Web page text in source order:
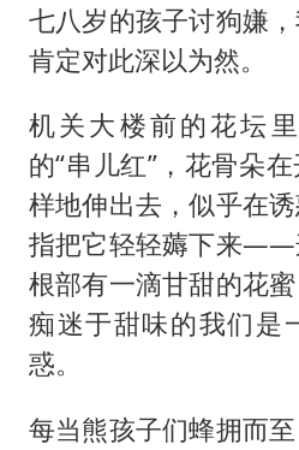
七八岁的孩子讨狗嫌
肯定对此深以为然。
机关大楼前的花坛
的“串儿红”，花骨朵
样地伸出去，似乎在
指把它轻轻薅下来——
根部有一滴甘甜的花
痴迷于甜味的我们是
惑。
每当熊孩子们蜂拥而